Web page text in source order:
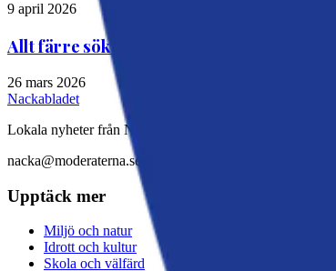
9 april 2026
Allt färre söker ekonomiskt bistånd i Nacka
26 mars 2026
Nackabladet
Lokala nyheter från Nacka
nacka@moderaterna.se
Upptäck mer
Miljö och natur
Idrott och kultur
Skola och välfärd